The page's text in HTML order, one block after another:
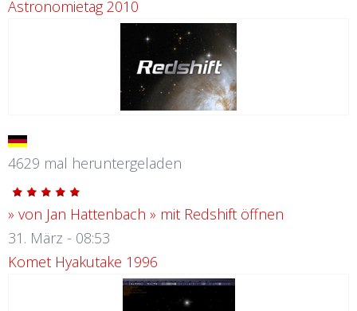
Astronomietag 2010
4629 mal heruntergeladen
» von Jan Hattenbach » mit Redshift öffnen
31. März - 08:53
Komet Hyakutake 1996